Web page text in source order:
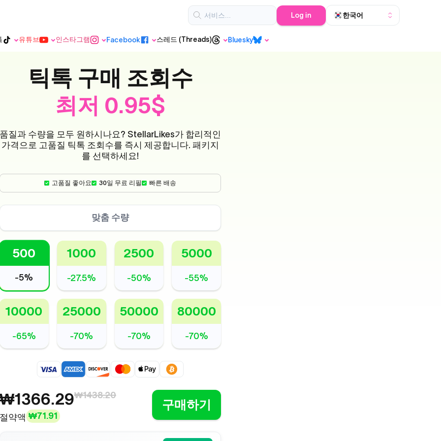
Log in
buy-tiktok-viewstiktok-views-kaufen
한국어
틱톡
유튜브 인스타그램
VIP 인스타그램
Facebook 스레드 (Threads) Bluesky
틱톡 구매 조회수
최저 0.95$
품질과 수량을 모두 원하시나요? StellarLikes가 합리적인
가격으로 고품질 틱톡 조회수를 즉시 제공합니다. 패키지
를 선택하세요!
고품질 좋아요 30일 무료 리필 빠른 배송
맞춤 수량
500
-5%
1000
-27.5%
2500
-50%
5000
-55%
10000
-65%
25000
-70%
50000
-70%
80000
-70%
₩1366.29₩1438.20
절약액 ₩71.91
구매하기